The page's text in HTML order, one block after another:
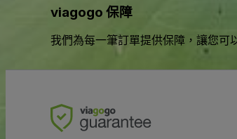
viagogo 保障
我們為每一筆訂單提供保障，讓您可